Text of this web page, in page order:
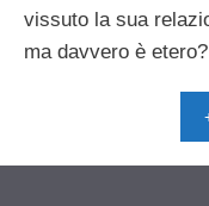
vissuto la sua
ma davvero è etero?